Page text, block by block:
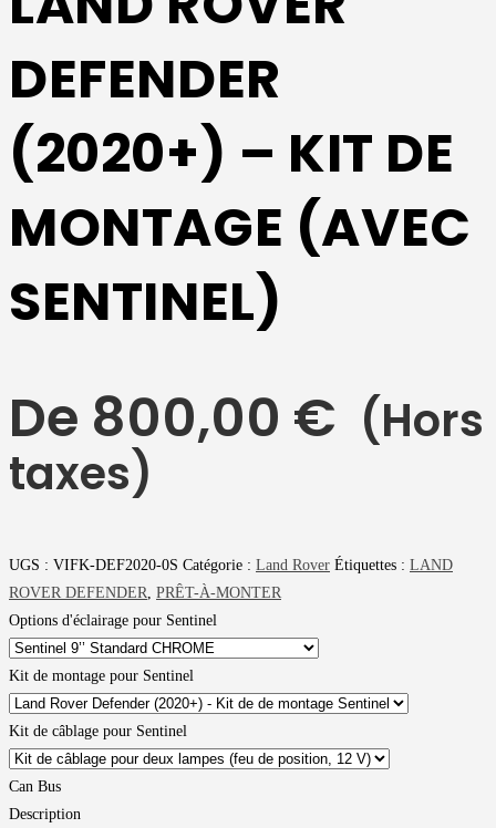
DEFENDER
(2020+) – KIT DE
MONTAGE (AVEC
SENTINEL)
De 800,00 € (Hors
taxes)
UGS : VIFK-DEF2020-0S Catégorie : Land Rover Étiquettes : LAND
ROVER DEFENDER, PRÊT-À-MONTER
Options d'éclairage pour Sentinel
Kit de montage pour Sentinel
Kit de câblage pour Sentinel
Can Bus
Description